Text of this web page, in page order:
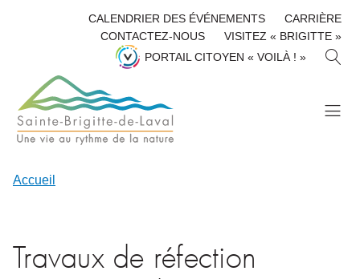
CALENDRIER DES ÉVÉNEMENTS
CARRIÈRE
CONTACTEZ-NOUS
VISITEZ « BRIGITTE »
PORTAIL CITOYEN « VOILÀ ! »
H
Accueil
Travaux de réfection